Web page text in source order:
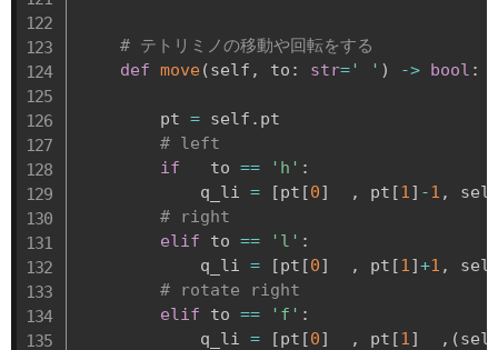
# テトリミノの移動や回転をする
def move(self , to : str= ' ' ) -> bool :
        pt
= self . pt
# left
if
   to
== 'h' :
            q_li
= [pt [0] , pt [1 ] -1 ,
# right
elif to == 'l' :
            q_li
= [pt [0] , pt [1 ]+1 ,
# rotate right
elif to == 'f' :
            q_li
= [pt [0] , pt [1 ] , (